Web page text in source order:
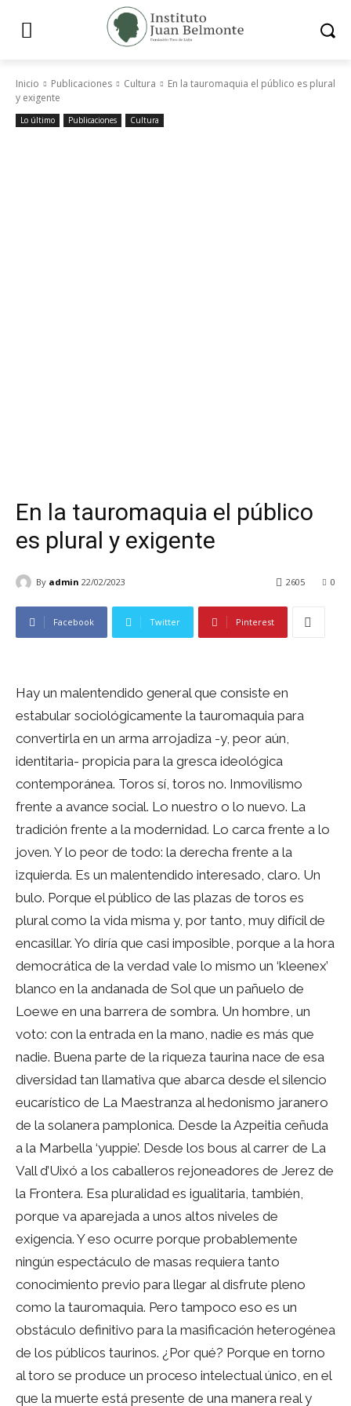
Inicio Publicaciones Cultura
En la tauromaquia el público es plural
y exigente
Lo último Publicaciones Cultura
En la tauromaquia el público
es plural y exigente
By admin 22/02/2023 0
2605
Facebook Twitter Pinterest
Hay un malentendido general que consiste en
estabular sociológicamente la tauromaquia para
convertirla en un arma arrojadiza -y, peor aún,
identitaria- propicia para la gresca ideológica
contemporánea. Toros sí, toros no. Inmovilismo
frente a avance social. Lo nuestro o lo nuevo. La
tradición frente a la modernidad. Lo carca frente a lo
joven. Y lo peor de todo: la derecha frente a la
izquierda. Es un malentendido interesado, claro. Un
bulo. Porque el público de las plazas de toros es
plural como la vida misma y, por tanto, muy difícil de
encasillar. Yo diría que casi imposible, porque a la hora
democrática de la verdad vale lo mismo un ‘kleenex’
blanco en la andanada de Sol que un pañuelo de
Loewe en una barrera de sombra. Un hombre, un
voto: con la entrada en la mano, nadie es más que
nadie. Buena parte de la riqueza taurina nace de esa
diversidad tan llamativa que abarca desde el silencio
eucarístico de La Maestranza al hedonismo jaranero
de la solanera pamplonica. Desde la Azpeitia ceñuda
a la Marbella ‘yuppie’. Desde los bous al carrer de La
Vall d’Uixó a los caballeros rejoneadores de Jerez de
la Frontera. Esa pluralidad es igualitaria, también,
porque va aparejada a unos altos niveles de
exigencia. Y eso ocurre porque probablemente
ningún espectáculo de masas requiera tanto
conocimiento previo para llegar al disfrute pleno
como la tauromaquia. Pero tampoco eso es un
obstáculo definitivo para la masificación heterogénea
de los públicos taurinos. ¿Por qué? Porque en torno
al toro se produce un proceso intelectual único, en el
que la muerte está presente de una manera real y